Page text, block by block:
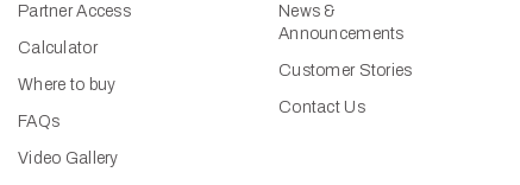
Partner Access
Calculator
Where to buy
FAQs
Video Gallery
News &
Announcements
Customer Stories
Contact Us